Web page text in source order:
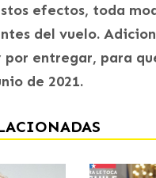
efectos, toda
del vuelo.
entregar, para
de 2021.